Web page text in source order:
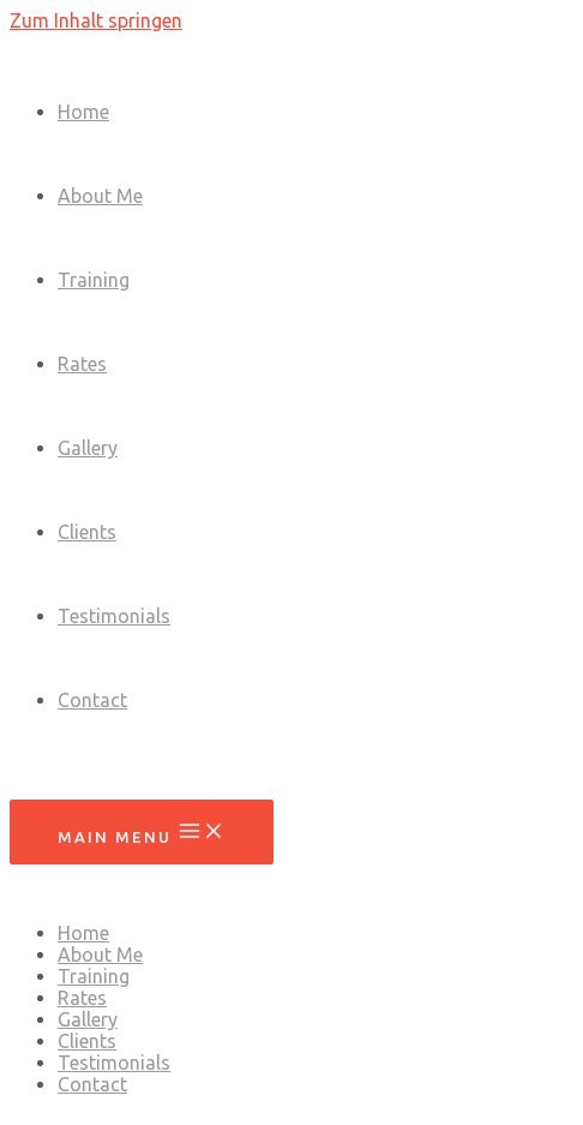
Zum Inhalt springen
Home
About Me
Training
Rates
Gallery
Clients
Testimonials
Contact
MAIN MENU
Home
About Me
Training
Rates
Gallery
Clients
Testimonials
Contact